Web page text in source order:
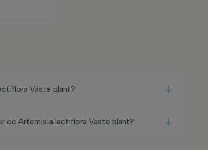
Vaste plant?
de Artemisia lactiflora Vaste plant?